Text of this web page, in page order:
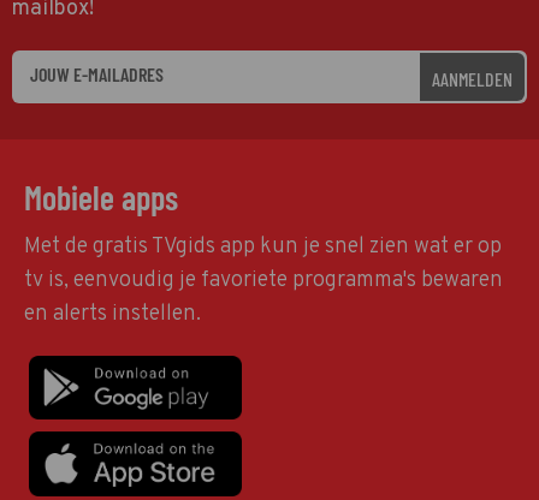
mailbox!
AANMELDEN
Mobiele apps
Met de gratis TVgids app kun je snel zien wat er op
tv is, eenvoudig je favoriete programma's bewaren
en alerts instellen.